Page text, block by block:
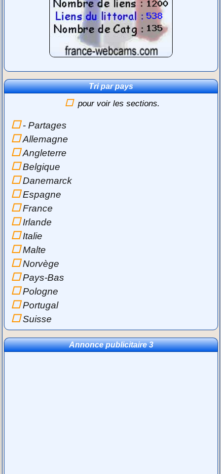
Tri par pays
pour voir les sections.
- Partages
Allemagne
Angleterre
Belgique
Danemarck
Espagne
France
Irlande
Italie
Malte
Norvège
Pays-Bas
Pologne
Portugal
Suisse
Annonce publicitaire 3